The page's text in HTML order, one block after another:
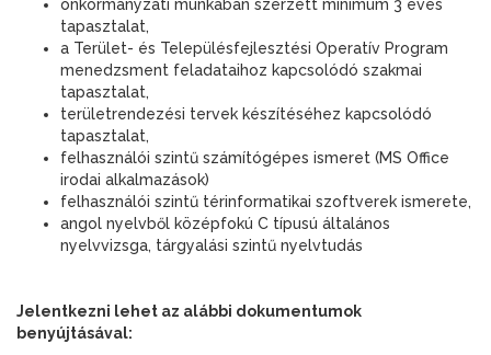
önkormányzati munkában szerzett minimum 3 éves
tapasztalat,
a Terület- és Településfejlesztési Operatív Program
menedzsment feladataihoz kapcsolódó szakmai
tapasztalat,
területrendezési tervek készítéséhez kapcsolódó
tapasztalat,
felhasználói szintű számítógépes ismeret (MS Office
irodai alkalmazások)
felhasználói szintű térinformatikai szoftverek ismerete,
angol nyelvből középfokú C típusú általános
nyelvvizsga, tárgyalási szintű nyelvtudás
Jelentkezni lehet az alábbi dokumentumok
benyújtásával: